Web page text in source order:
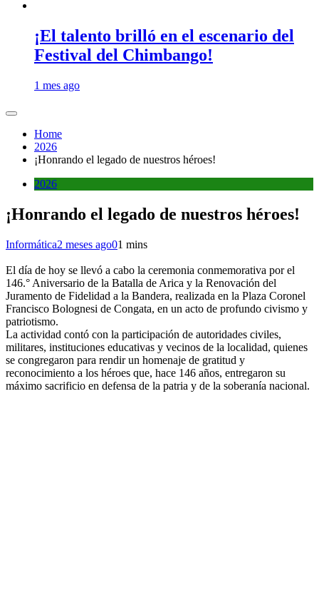
¡El talento brilló en el escenario del
Festival del Chimbango!
1 mes ago
Home
2026
¡Honrando el legado de nuestros héroes!
2026
¡Honrando el legado de nuestros héroes!
Informática2 meses ago01 mins
El día de hoy se llevó a cabo la ceremonia conmemorativa por el
146.° Aniversario de la Batalla de Arica y la Renovación del
Juramento de Fidelidad a la Bandera, realizada en la Plaza Coronel
Francisco Bolognesi de Congata, en un acto de profundo civismo y
patriotismo.
La actividad contó con la participación de autoridades civiles,
militares, instituciones educativas y vecinos de la localidad, quienes
se congregaron para rendir un homenaje de gratitud y
reconocimiento a los héroes que, hace 146 años, entregaron su
máximo sacrificio en defensa de la patria y de la soberanía nacional.